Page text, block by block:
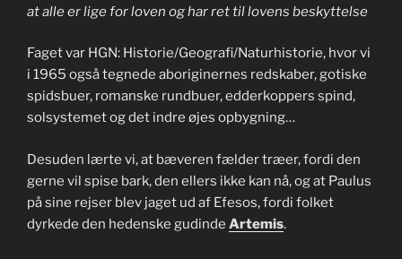
at alle er lige for loven og har ret til lovens beskyttelse
Faget var HGN: Historie/Geografi/Naturhistorie, hvor vi
i 1965 også tegnede aboriginernes redskaber, gotiske
spidsbuer, romanske rundbuer, edderkoppers spind,
solsystemet og det indre øjes opbygning…
Desuden lærte vi, at bæveren fælder træer, fordi den
gerne vil spise bark, den ellers ikke kan nå, og at Paulus
på sine rejser blev jaget ud af Efesos, fordi folket
dyrkede den hedenske gudinde Artemis.